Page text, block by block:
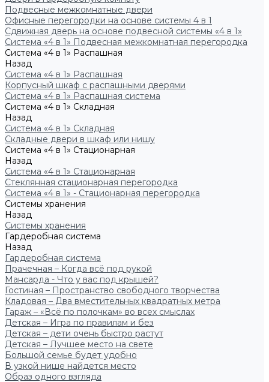
Подвесные межкомнатные двери
Офисные перегородки на основе системы 4 в 1
Сдвижная дверь на основе подвесной системы «4 в 1»
Система «4 в 1» Подвесная межкомнатная перегородка
Система «4 в 1» Распашная
Назад
Система «4 в 1» Распашная
Корпусный шкаф с распашными дверями
Система «4 в 1» Распашная система
Система «4 в 1» Складная
Назад
Система «4 в 1» Складная
Складные двери в шкаф или нишу
Система «4 в 1» Стационарная
Назад
Система «4 в 1» Стационарная
Стеклянная стационарная перегородка
Система «4 в 1» - Стационарная перегородка
Системы хранения
Назад
Системы хранения
Гардеробная система
Назад
Гардеробная система
Прачечная – Когда всё под рукой
Мансарда - Что у вас под крышей?
Гостиная – Пространство свободного творчества
Кладовая – Два вместительных квадратных метра
Гараж – «Всё по полочкам» во всех смыслах
Детская – Игра по правилам и без
Детская – дети очень быстро растут
Детская – Лучшее место на свете
Большой семье будет удобно
В узкой нише найдется место
Образ одного взгляда